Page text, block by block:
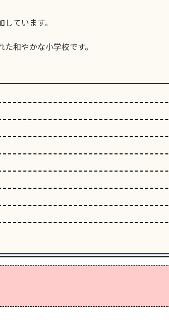
ています。
和やかな小学校です。